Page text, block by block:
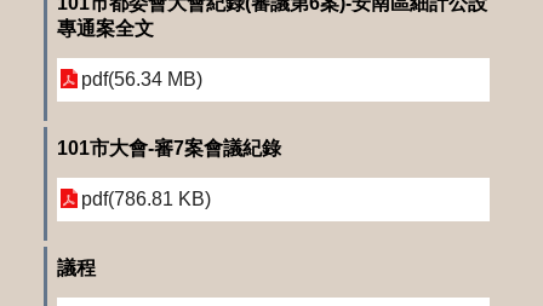
專通案全文
pdf(56.34 MB)
101市大會-審7案會議紀錄
pdf(786.81 KB)
議程